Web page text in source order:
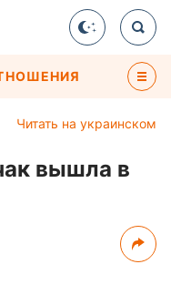
Читать на украинском
вышла в